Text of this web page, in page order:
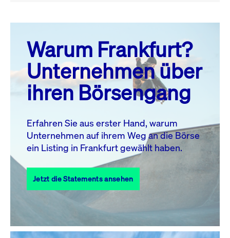
August 26
MO. DI. MI. DO. FR. SA. SO.
1
2
3
4 5 6 7 8
10 11 13 14
17
18 19 20 21 22
23
27 28
31
Alle Events
Warum Frankfurt?
Unternehmen über
ihren Börsengang
Erfahren Sie aus erster Hand, warum
Unternehmen auf ihrem Weg an die Börse
ein Listing in Frankfurt gewählt haben.
Jetzt die Statements ansehen